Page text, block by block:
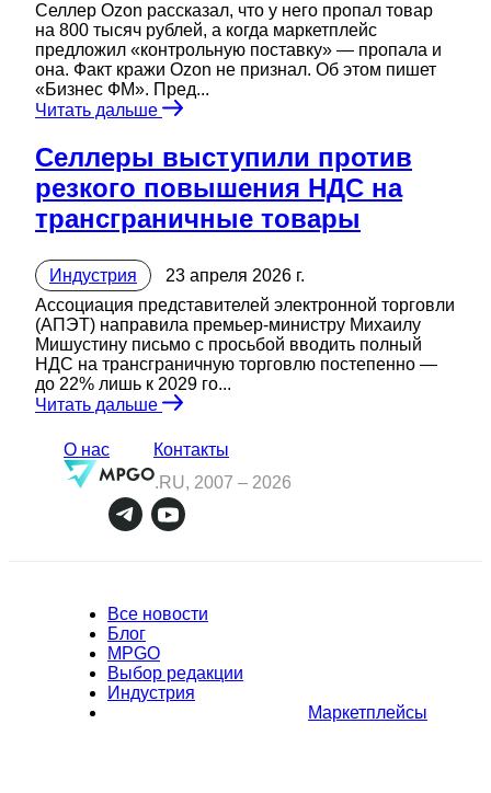
Селлер Ozon рассказал, что у него пропал товар
на 800 тысяч рублей, а когда маркетплейс
предложил «контрольную поставку» — пропала и
она. Факт кражи Ozon не признал. Об этом пишет
«Бизнес ФМ». Пред...
Читать дальше
Селлеры выступили против
резкого повышения НДС на
трансграничные товары
Индустрия
23 апреля 2026 г.
Ассоциация представителей электронной торговли
(АПЭТ) направила премьер-министру Михаилу
Мишустину письмо с просьбой вводить полный
НДС на трансграничную торговлю постепенно —
до 22% лишь к 2029 го...
Читать дальше
О нас
Контакты
.RU, 2007 – 2026
Все новости
Блог
MPGO
Выбор редакции
Индустрия
Маркетплейсы